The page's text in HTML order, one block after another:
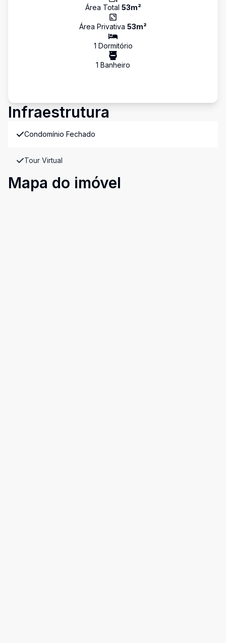
Área Total 53m²
Área Privativa 53m²
1 Dormitório
1 Banheiro
Infraestrutura
Condomínio Fechado
Tour Virtual
Mapa do imóvel